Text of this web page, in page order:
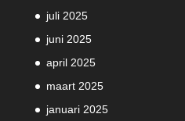
juli 2025
juni 2025
april 2025
maart 2025
januari 2025